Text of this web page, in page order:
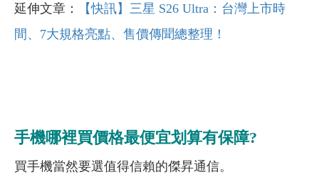
延伸文章：
【快訊】三星 S26 Ultra：台灣上市時
間、7大規格亮點、售價傳聞總整理！
手機哪裡買價格最便宜划算有保障?
買手機當然要選值得信賴的傑昇通信。